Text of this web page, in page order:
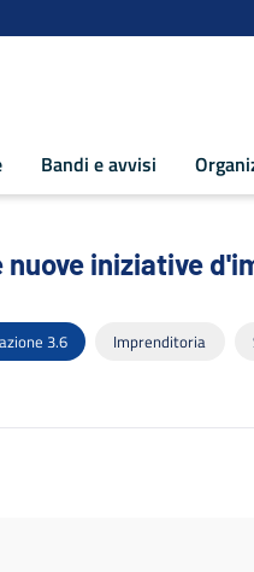
Bandi e avvisi
iniziative
nuove iniziative
azione 3.6 Imprenditoria